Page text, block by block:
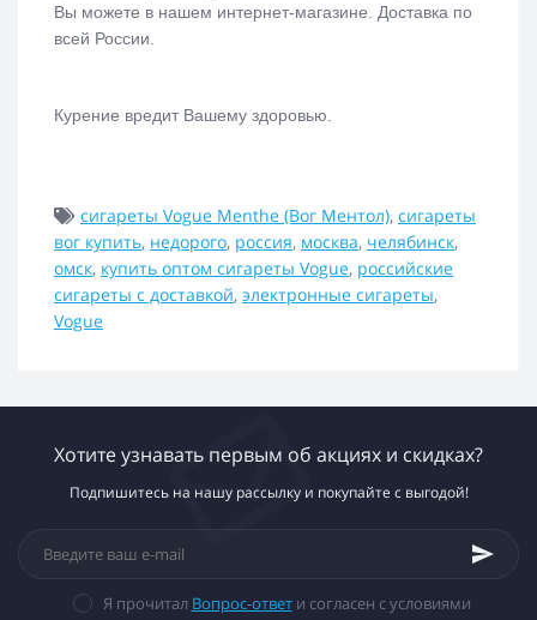
Вы можете в нашем интернет-магазине. Доставка по
всей России.
Курение вредит Вашему здоровью.
сигареты Vogue Menthe (Вог Ментол), сигареты
вог купить, недорого, россия, москва, челябинск,
омск, купить оптом сигареты Vogue, российские
сигареты с доставкой, электронные сигареты,
Vogue
Хотите узнавать первым об акциях и скидках?
Подпишитесь на нашу рассылку и покупайте с выгодой!
Я прочитал Вопрос-ответи согласен с условиями